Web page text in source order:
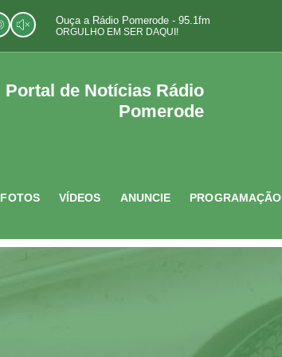
Ouça a Rádio Pomerode - 95.1fm
ORGULHO EM SER DAQUI!
Portal de Notícias Rádio
Pomerode
FOTOS VÍDEOS ANUNCIE PROGRAMAÇÃO